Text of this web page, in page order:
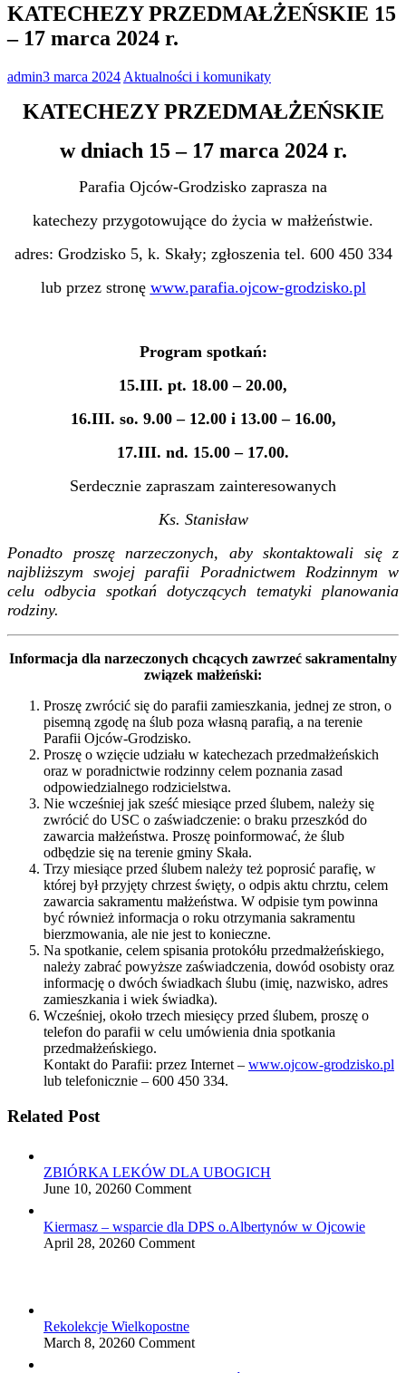
KATECHEZY PRZEDMAŁŻEŃSKIE 15
– 17 marca 2024 r.
admin3 marca 2024 Aktualności i komunikaty
KATECHEZY PRZEDMAŁŻEŃSKIE
w dniach 15 – 17 marca 2024 r.
Parafia Ojców-Grodzisko zaprasza na
katechezy przygotowujące do życia w małżeństwie.
adres: Grodzisko 5, k. Skały; zgłoszenia tel. 600 450 334
lub przez stronę www.parafia.ojcow-grodzisko.pl
Program spotkań:
15.III. pt. 18.00 – 20.00,
16.III. so. 9.00 – 12.00 i 13.00 – 16.00,
17.III. nd. 15.00 – 17.00.
Serdecznie zapraszam zainteresowanych
Ks. Stanisław
Ponadto proszę narzeczonych, aby skontaktowali się z
najbliższym swojej parafii Poradnictwem Rodzinnym w
celu odbycia spotkań dotyczących tematyki planowania
rodziny.
Informacja dla narzeczonych chcących zawrzeć sakramentalny
związek małżeński:
Proszę zwrócić się do parafii zamieszkania, jednej ze stron, o
pisemną zgodę na ślub poza własną parafią, a na terenie
Parafii Ojców-Grodzisko.
Proszę o wzięcie udziału w katechezach przedmałżeńskich
oraz w poradnictwie rodzinny celem poznania zasad
odpowiedzialnego rodzicielstwa.
Nie wcześniej jak sześć miesiące przed ślubem, należy się
zwrócić do USC o zaświadczenie: o braku przeszkód do
zawarcia małżeństwa. Proszę poinformować, że ślub
odbędzie się na terenie gminy Skała.
Trzy miesiące przed ślubem należy też poprosić parafię, w
której był przyjęty chrzest święty, o odpis aktu chrztu, celem
zawarcia sakramentu małżeństwa. W odpisie tym powinna
być również informacja o roku otrzymania sakramentu
bierzmowania, ale nie jest to konieczne.
Na spotkanie, celem spisania protokółu przedmałżeńskiego,
należy zabrać powyższe zaświadczenia, dowód osobisty oraz
informację o dwóch świadkach ślubu (imię, nazwisko, adres
zamieszkania i wiek świadka).
Wcześniej, około trzech miesięcy przed ślubem, proszę o
telefon do parafii w celu umówienia dnia spotkania
przedmałżeńskiego.
Kontakt do Parafii: przez Internet – www.ojcow-grodzisko.pl
lub telefonicznie – 600 450 334.
Related Post
ZBIÓRKA LEKÓW DLA UBOGICH
June 10, 20260 Comment
Kiermasz – wsparcie dla DPS o.Albertynów w Ojcowie
April 28, 20260 Comment
Rekolekcje Wielkopostne
March 8, 20260 Comment